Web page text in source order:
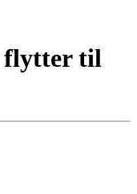
flytter til